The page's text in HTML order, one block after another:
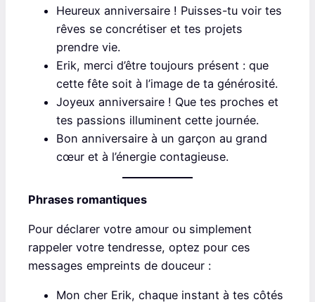
Heureux anniversaire ! Puisses-tu voir tes
rêves se concrétiser et tes projets
prendre vie.
Erik, merci d’être toujours présent : que
cette fête soit à l’image de ta générosité.
Joyeux anniversaire ! Que tes proches et
tes passions illuminent cette journée.
Bon anniversaire à un garçon au grand
cœur et à l’énergie contagieuse.
Phrases romantiques
Pour déclarer votre amour ou simplement
rappeler votre tendresse, optez pour ces
messages empreints de douceur :
Mon cher Erik, chaque instant à tes côtés